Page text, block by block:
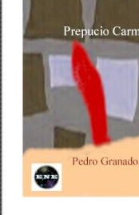
ku
n
d
o
a